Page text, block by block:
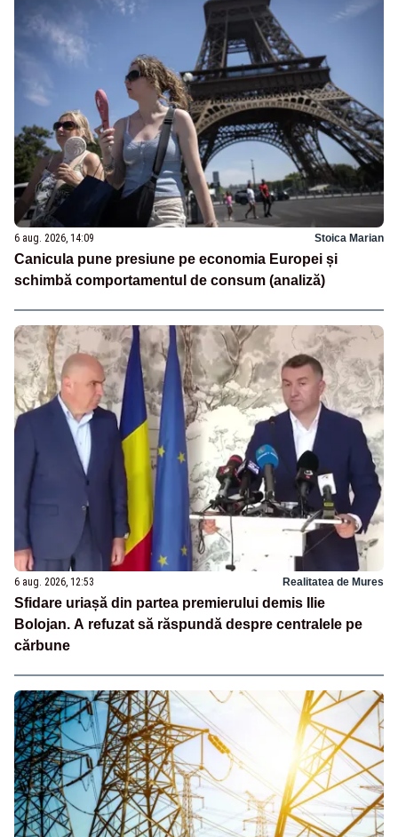
6 aug. 2026, 14:09 Stoica Marian
Canicula pune presiune pe economia Europei și
schimbă comportamentul de consum (analiză)
6 aug. 2026, 12:53 Realitatea de Mures
Sfidare uriașă din partea premierului demis Ilie
Bolojan. A refuzat să răspundă despre centralele pe
cărbune